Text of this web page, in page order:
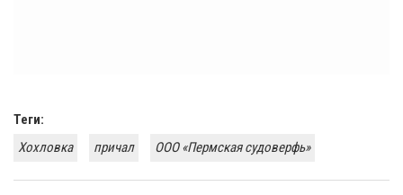
Теги:
Хохловка
причал ООО «Пермская судоверфь»